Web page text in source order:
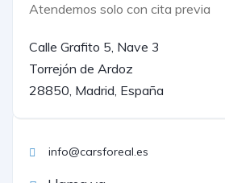
Atendemos solo con cita previa
Calle Grafito 5, Nave 3
Torrejón de Ardoz
28850, Madrid, España
info@carsforeal.es